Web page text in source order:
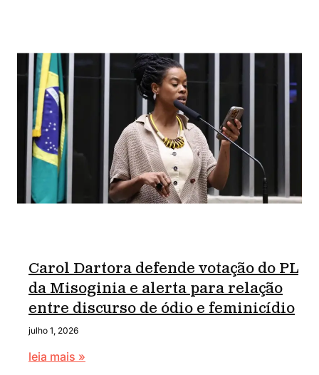
Carol Dartora defende votação do PL
da Misoginia e alerta para relação
entre discurso de ódio e feminicídio
julho 1, 2026
leia mais »